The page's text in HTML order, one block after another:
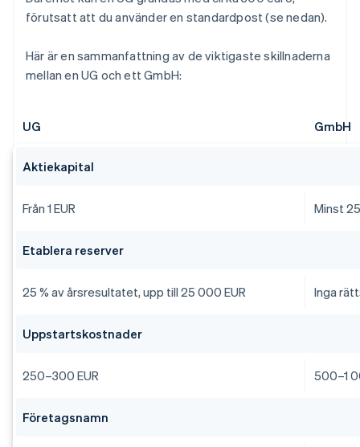
förutsatt att du använder en standardpost (se nedan).
Här är en sammanfattning av de viktigaste skillnaderna
mellan en UG och ett GmbH:
UG GmbH
Aktiekapital
Från 1 EUR Minst
Etablera reserver
25 % av årsresultatet, upp till 25 000 EUR Inga
Uppstartskostnader
250–300 EUR 500–1
Företagsnamn